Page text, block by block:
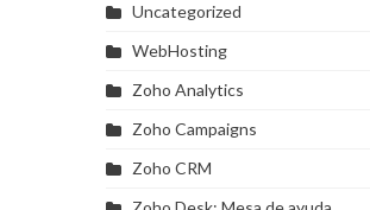
Uncategorized
WebHosting
Zoho Analytics
Zoho Campaigns
Zoho CRM